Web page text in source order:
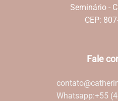
Seminário -
CEP:
Fale
Whatsapp:+55